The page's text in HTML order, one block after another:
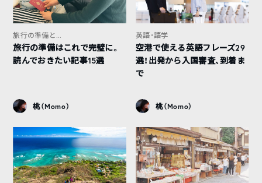
旅行の準備と...
旅行の準備はこれで完璧に。
読んでおきたい記事15選
桃（Momo）
英語・語学
空港で使える英語フレーズ29
選！出発から入国審査、到着ま
で
桃（Momo）